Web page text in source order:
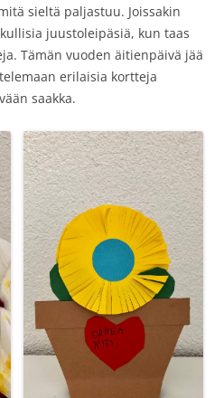
sieltä paljastuu. Joissakin
juustoleipäsiä, kun taas
Tämän vuoden äitienpäivä jää
erilaisia kortteja
saakka.